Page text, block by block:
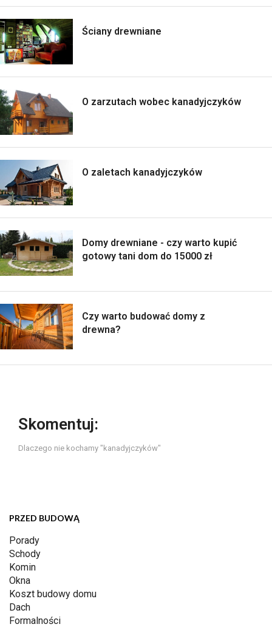
Ściany drewniane
O zarzutach wobec kanadyjczyków
O zaletach kanadyjczyków
Domy drewniane - czy warto kupić
gotowy tani dom do 15000 zł
Czy warto budować domy z
drewna?
Skomentuj:
Dlaczego nie kochamy "kanadyjczyków"
PRZED BUDOWĄ
Porady
Schody
Komin
Okna
Koszt budowy domu
Dach
Formalności